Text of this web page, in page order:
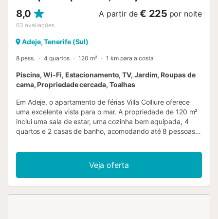
8,0
63 avaliações
A partir de € 225 por noite
Adeje, Tenerife (Sul)
8 pess. 4 quartos 120 m² 1 km para a costa
Piscina, Wi-Fi, Estacionamento, TV, Jardim, Roupas de
cama, Propriedade cercada, Toalhas
Em Adeje, o apartamento de férias Villa Colliure oferece
uma excelente vista para o mar. A propriedade de 120 m²
inclui uma sala de estar, uma cozinha bem equipada, 4
quartos e 2 casas de banho, acomodando até 8 pessoas.
para videochamadas), TV e máquina de lavar roupa. Berço
e cadeira alta para bebé estão disponíveis. Este
alojamento de férias dispõe de piscina privada (aquecida
de dezembro a março mediante pedido e taxa extra),
Veja oferta